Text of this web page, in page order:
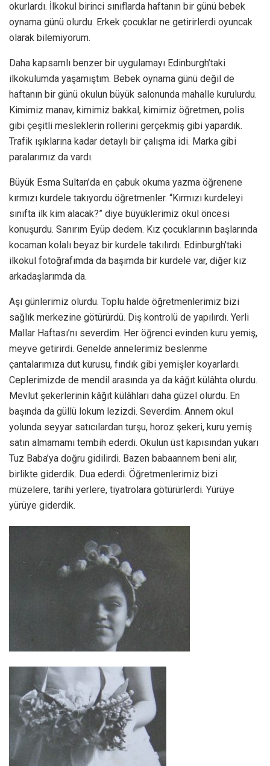
okurlardı. İlkokul birinci sınıflarda haftanın bir günü bebek
oynama günü olurdu. Erkek çocuklar ne getirirlerdi oyuncak
olarak bilemiyorum.
Daha kapsamlı benzer bir uygulamayı Edinburgh’taki
ilkokulumda yaşamıştım. Bebek oynama günü değil de
haftanın bir günü okulun büyük salonunda mahalle kurulurdu.
Kimimiz manav, kimimiz bakkal, kimimiz öğretmen, polis
gibi çeşitli mesleklerin rollerini gerçekmiş gibi yapardık.
Trafik ışıklarına kadar detaylı bir çalışma idi. Marka gibi
paralarımız da vardı.
Büyük Esma Sultan’da en çabuk okuma yazma öğrenene
kırmızı kurdele takıyordu öğretmenler. “Kırmızı kurdeleyi
sınıfta ilk kim alacak?” diye büyüklerimiz okul öncesi
konuşurdu. Sanırım Eyüp dedem. Kız çocuklarının başlarında
kocaman kolalı beyaz bir kurdele takılırdı. Edinburgh’taki
ilkokul fotoğrafımda da başımda bir kurdele var, diğer kız
arkadaşlarımda da.
Aşı günlerimiz olurdu. Toplu halde öğretmenlerimiz bizi
sağlık merkezine götürürdü. Diş kontrolü de yapılırdı. Yerli
Mallar Haftası’nı severdim. Her öğrenci evinden kuru yemiş,
meyve getirirdi. Genelde annelerimiz beslenme
çantalarımıza dut kurusu, fındık gibi yemişler koyarlardı.
Ceplerimizde de mendil arasında ya da kâğıt külâhta olurdu.
Mevlut şekerlerinin kâğıt külâhları daha güzel olurdu. En
başında da güllü lokum lezizdi. Severdim. Annem okul
yolunda seyyar satıcılardan turşu, horoz şekeri, kuru yemiş
satın almamamı tembih ederdi. Okulun üst kapısından yukarı
Tuz Baba’ya doğru gidilirdi. Bazen babaannem beni alır,
birlikte giderdik. Dua ederdi. Öğretmenlerimiz bizi
müzelere, tarihi yerlere, tiyatrolara götürürlerdi. Yürüye
yürüye giderdik.